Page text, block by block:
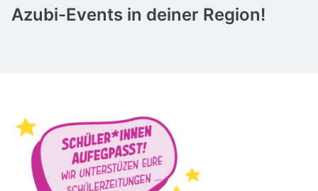
Azubi-Events in deiner Region!